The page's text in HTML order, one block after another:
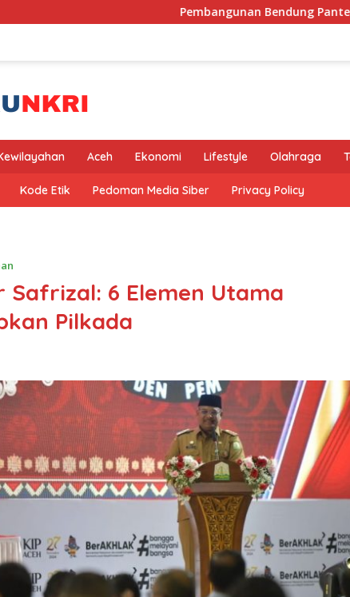
Pembangunan Bendung Pante Lhong II Dikebut,
Aceh Ekonomi Lifestyle Olahraga
Kode Etik Pedoman Media Siber Privacy Policy
Safrizal: 6 Elemen Utama
Pilkada